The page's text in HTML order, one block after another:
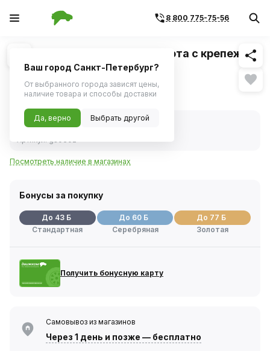
8 800 775-75-56
1/1 Похожие
Амортизатор УАЗ Patriot капота с крепежом
(TRIALLI)
855 ₽
В наличии
Посмотреть наличие в магазинах
Бонусы за покупку
До 43 Б
Стандартная
До 60 Б
Серебряная
До 77 Б
Золотая
Получить бонусную карту
Самовывоз из магазинов
Через 1 день и позже — бесплатно
Ваш город Санкт-Петербург?
От выбранного города зависят цены,
наличие товара и способы доставки
Да, верно Выбрать другой